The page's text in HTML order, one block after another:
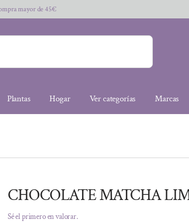
mayor de 45€
Plantas Hogar Ver categorías Marcas
CHOCOLATE MATCHA
Sé el primero en valorar.